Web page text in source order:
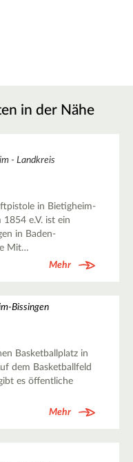
in der Nähe
- Landkreis
in Bietigheim-
1854 e.V. ist ein
in Baden-
Mit…
Mehr
Bissingen
Basketballplatz in
dem Basketballfeld
es öffentliche
Mehr